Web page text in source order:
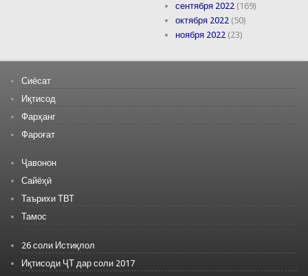
сентября 2022 (169)
октября 2022 (50)
ноября 2022 (23)
Сиёсат
Иқтисод
Фарҳанг
Фароғат
Ҷавонон
Сайёҳӣ
Таърихи ТВТ
Тамос
26 соли Истиқлол
Иқтисоди ҶТ дар соли 2017